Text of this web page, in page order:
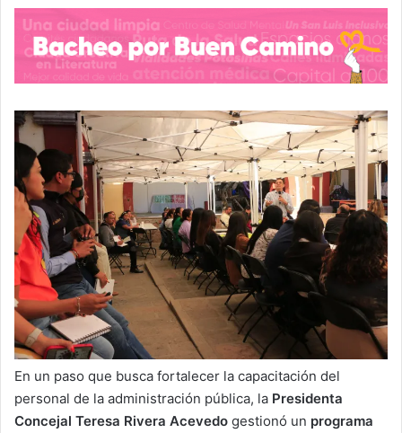
En un paso que busca fortalecer la capacitación del
personal de la administración pública, la Presidenta
Concejal Teresa Rivera Acevedo gestionó un programa